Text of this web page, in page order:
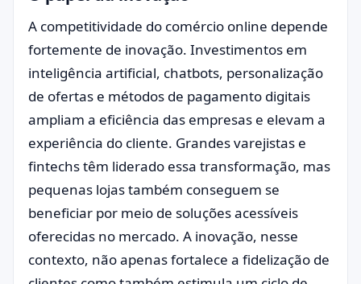
A competitividade do comércio online depende
fortemente de inovação. Investimentos em
inteligência artificial, chatbots, personalização
de ofertas e métodos de pagamento digitais
ampliam a eficiência das empresas e elevam a
experiência do cliente. Grandes varejistas e
fintechs têm liderado essa transformação, mas
pequenas lojas também conseguem se
beneficiar por meio de soluções acessíveis
oferecidas no mercado. A inovação, nesse
contexto, não apenas fortalece a fidelização de